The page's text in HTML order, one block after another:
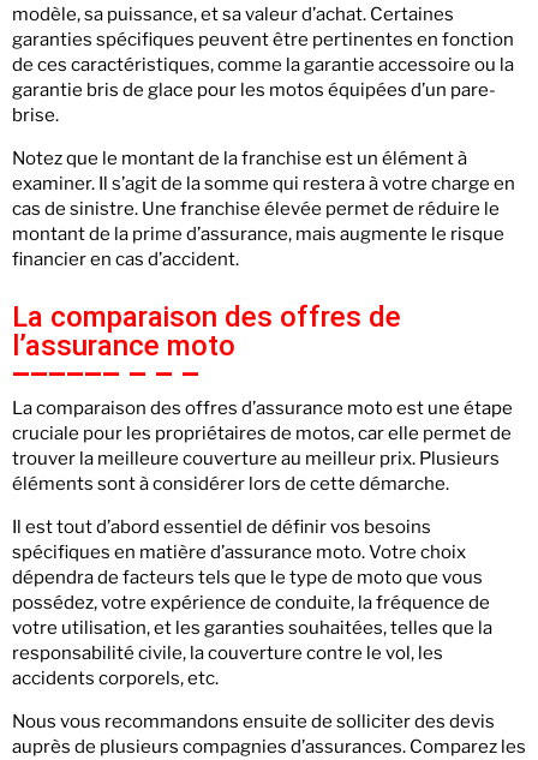
modèle, sa puissance, et sa valeur d’achat. Certaines
garanties spécifiques peuvent être pertinentes en fonction
de ces caractéristiques, comme la garantie accessoire ou la
garantie bris de glace pour les motos équipées d’un pare-
brise.
Notez que le montant de la franchise est un élément à
examiner. Il s’agit de la somme qui restera à votre charge en
cas de sinistre. Une franchise élevée permet de réduire le
montant de la prime d’assurance, mais augmente le risque
financier en cas d’accident.
La comparaison des offres de
l’assurance moto
La comparaison des offres d’assurance moto est une étape
cruciale pour les propriétaires de motos, car elle permet de
trouver la meilleure couverture au meilleur prix. Plusieurs
éléments sont à considérer lors de cette démarche.
Il est tout d’abord essentiel de définir vos besoins
spécifiques en matière d’assurance moto. Votre choix
dépendra de facteurs tels que le type de moto que vous
possédez, votre expérience de conduite, la fréquence de
votre utilisation, et les garanties souhaitées, telles que la
responsabilité civile, la couverture contre le vol, les
accidents corporels, etc.
Nous vous recommandons ensuite de solliciter des devis
auprès de plusieurs compagnies d’assurances. Comparez les